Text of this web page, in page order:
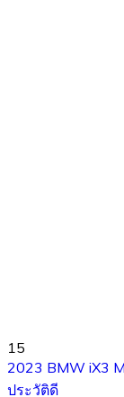
15
2023 BMW iX3
ประวัติดี